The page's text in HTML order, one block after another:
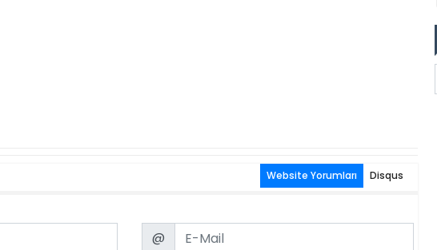
Website Yorumları Disqus
Email
@